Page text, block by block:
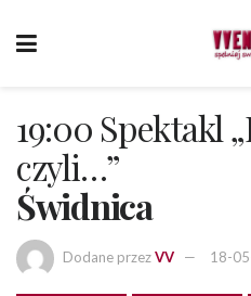
19:00 Spektakl
czyli…”
Świdnica
Dodane przezVV 18-